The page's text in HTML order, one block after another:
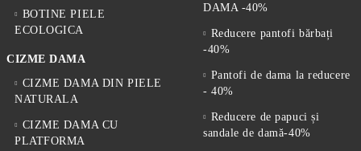
BOTINE PIELE
ECOLOGICA
CIZME DAMA
CIZME DAMA DIN PIELE
NATURALA
CIZME DAMA CU
PLATFORMA
DAMA -40%
Reducere pantofi bărbați
-40%
Pantofi de dama la reducere
- 40%
Reducere de papuci și
sandale de damă-40%